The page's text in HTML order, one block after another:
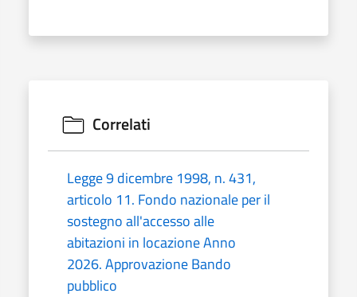
Correlati
Legge 9 dicembre 1998, n. 431,
articolo 11. Fondo nazionale per il
sostegno all'accesso alle
abitazioni in locazione Anno
2026. Approvazione Bando
pubblico